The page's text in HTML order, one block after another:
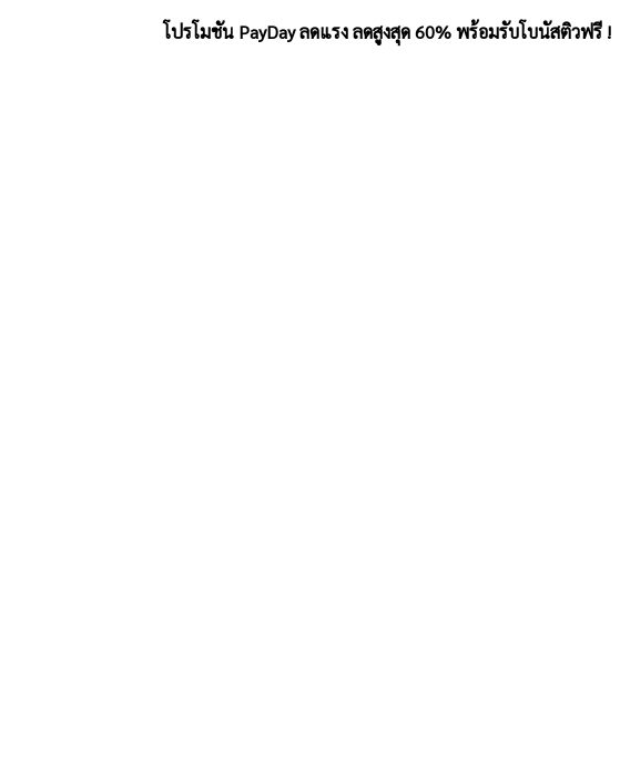
โปรโมชัน PayDay ลดแรง ลดสูงสุด 60% พร้อมรับโบนัสติวฟรี !